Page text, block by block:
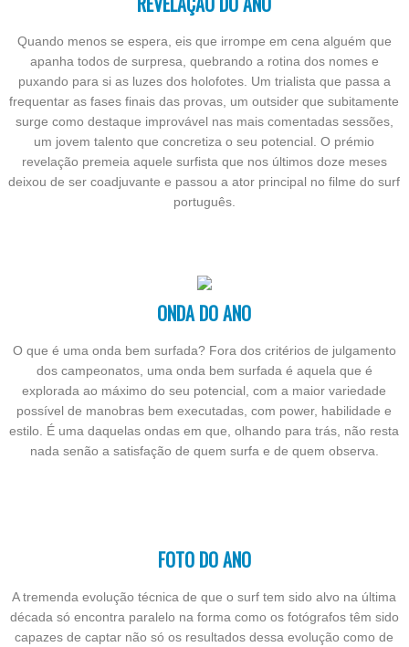
Quando menos se espera, eis que irrompe em cena alguém que
apanha todos de surpresa, quebrando a rotina dos nomes e
puxando para si as luzes dos holofotes. Um trialista que passa a
frequentar as fases finais das provas, um outsider que subitamente
surge como destaque improvável nas mais comentadas sessões,
um jovem talento que concretiza o seu potencial. O prémio
revelação premeia aquele surfista que nos últimos doze meses
deixou de ser coadjuvante e passou a ator principal no filme do surf
português.
ONDA DO ANO
O que é uma onda bem surfada? Fora dos critérios de julgamento
dos campeonatos, uma onda bem surfada é aquela que é
explorada ao máximo do seu potencial, com a maior variedade
possível de manobras bem executadas, com power, habilidade e
estilo. É uma daquelas ondas em que, olhando para trás, não resta
nada senão a satisfação de quem surfa e de quem observa.
FOTO DO ANO
A tremenda evolução técnica de que o surf tem sido alvo na última
década só encontra paralelo na forma como os fotógrafos têm sido
capazes de captar não só os resultados dessa evolução como de